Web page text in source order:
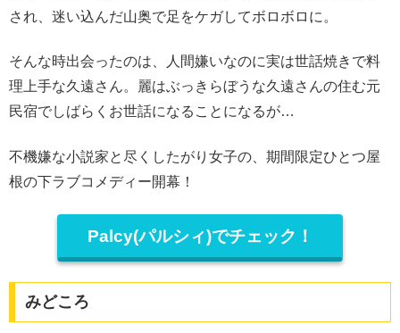
され、迷い込んだ山奥で足をケガしてボロボロに。
そんな時出会ったのは、人間嫌いなのに実は世話焼きで料
理上手な久遠さん。麗はぶっきらぼうな久遠さんの住む元
民宿でしばらくお世話になることになるが…
不機嫌な小説家と尽くしたがり女子の、期間限定ひとつ屋
根の下ラブコメディー開幕！
Palcy(パルシィ)でチェック！
みどころ